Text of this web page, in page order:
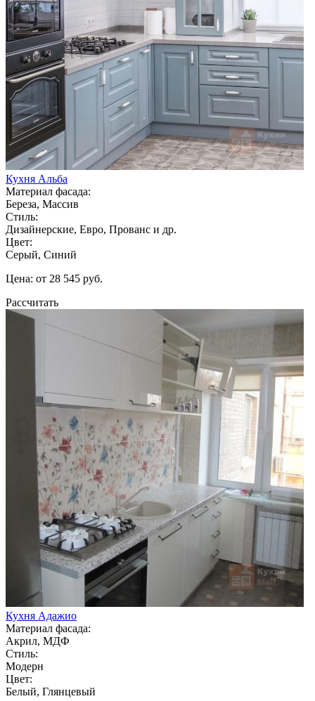
Кухня Альба
Материал фасада:
Береза, Массив
Стиль:
Дизайнерские, Евро, Прованс и др.
Цвет:
Серый, Синий
Цена: от 28 545 руб.
Рассчитать
Кухня Адажио
Материал фасада:
Акрил, МДФ
Стиль:
Модерн
Цвет:
Белый, Глянцевый